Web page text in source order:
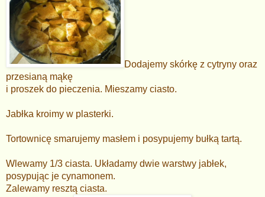
Dodajemy skórkę z cytryny oraz
przesianą mąkę
i proszek do pieczenia. Mieszamy ciasto.
Jabłka kroimy w plasterki.
Tortownicę smarujemy masłem i posypujemy bułką tartą.
Wlewamy 1/3 ciasta. Układamy dwie warstwy jabłek,
posypując je cynamonem.
Zalewamy resztą ciasta.